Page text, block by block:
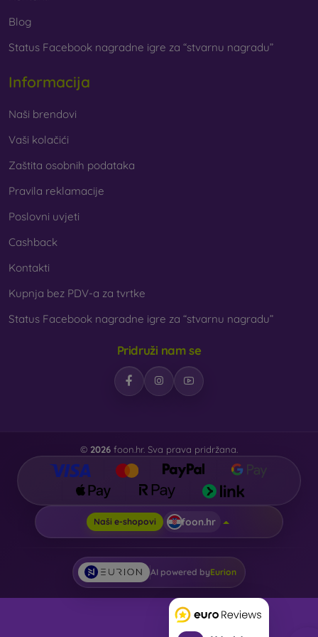
Blog
Status Facebook nagradne igre za “stvarnu nagradu”
Informacija
Naši brendovi
Vaši kolačići
Zaštita osobnih podataka
Pravila reklamacije
Poslovni uvjeti
Cashback
Kontakti
Kupnja bez PDV-a za tvrtke
Status Facebook nagradne igre za “stvarnu nagradu”
Pridruži nam se
© 2026 foon.hr. Sva prava pridržana.
Naši e-shopovi foon.hr
AI powered byEurion